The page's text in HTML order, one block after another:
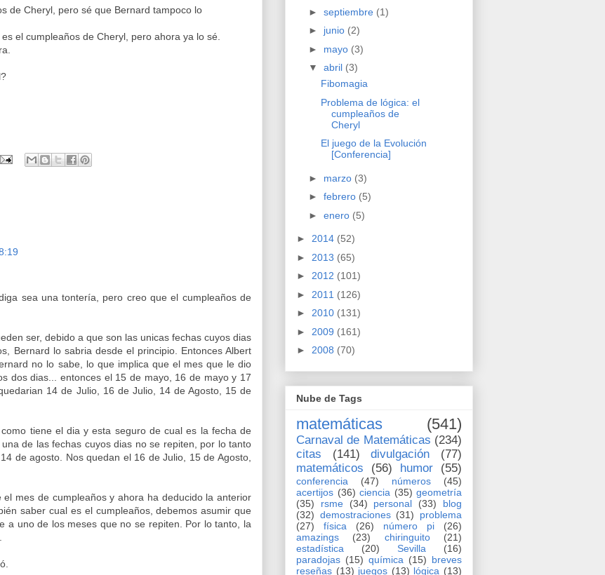
de Cheryl, pero sé que Bernard tampoco lo
el cumpleaños de Cheryl, pero ahora ya lo sé.
sea una tontería, pero creo que el cumpleaños de
ser, debido a que son las unicas fechas cuyos dias
Bernard lo sabria desde el principio. Entonces Albert
no lo sabe, lo que implica que el mes que le dio
dos dias... entonces el 15 de mayo, 16 de mayo y 17
14 de Julio, 16 de Julio, 14 de Agosto, 15 de
tiene el dia y esta seguro de cual es la fecha de
de las fechas cuyos dias no se repiten, por lo tanto
de agosto. Nos quedan el 16 de Julio, 15 de Agosto,
el mes de cumpleaños y ahora ha deducido la anterior
saber cual es el cumpleaños, debemos asumir que
a uno de los meses que no se repiten. Por lo tanto, la
► septiembre (1)
► junio (2)
► mayo (3)
▼ abril (3)
Fibomagia
Problema de lógica: el
cumpleaños de
Cheryl
El juego de la Evolución
[Conferencia]
► marzo (3)
► febrero (5)
► enero (5)
► 2014 (52)
► 2013 (65)
► 2012 (101)
► 2011 (126)
► 2010 (131)
► 2009 (161)
► 2008 (70)
Nube de Tags
matemáticas (541)
Carnaval de Matemáticas (234)
citas
(141) divulgación
(77)
matemáticos
(56) humor (55)
conferencia (47) números
(45)
acertijos (36) ciencia (35) geometría
(35)
rsme (34) personal (33)
blog
(32) demostraciones (31)
problema
(27)
física (26) número pi
(26)
amazings
(23) chiringuito
(21)
estadística
(20) Sevilla
(16)
paradojas (15) química (15) breves
reseñas (13) juegos (13) lógica (13)